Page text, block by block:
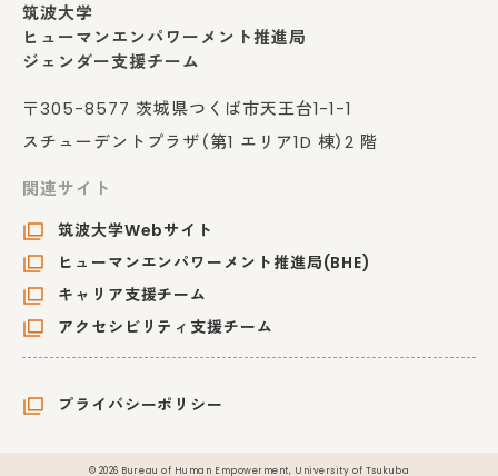
筑波大学
ヒューマンエンパワーメント推進局
ジェンダー支援チーム
〒305-8577 茨城県つくば市天王台1-1-1
スチューデントプラザ（第1 エリア1D 棟）2 階
関連サイト
筑波大学Webサイト
ヒューマンエンパワーメント推進局(BHE)
キャリア支援チーム
アクセシビリティ支援チーム
プライバシーポリシー
© 2026 Bureau of Human Empowerment, University of Tsukuba